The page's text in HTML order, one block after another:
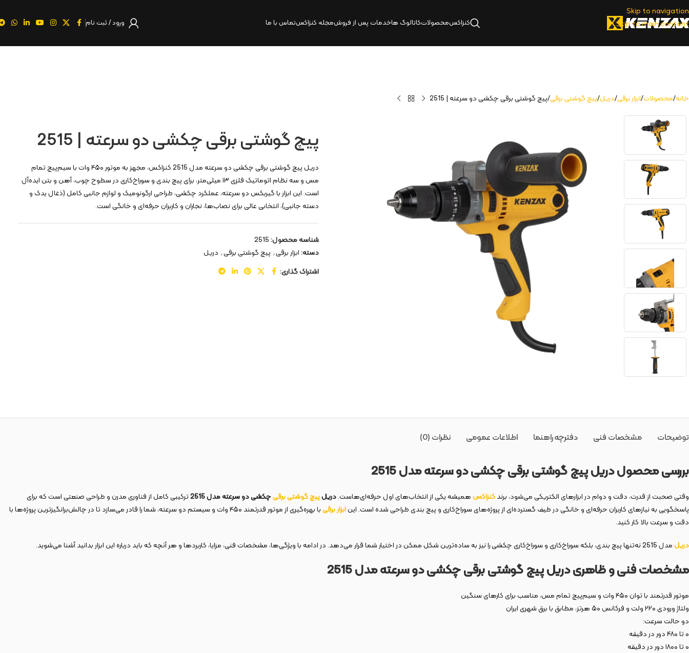
Skip to navigation
Skip to main content
کنزاکسمحصولاتکاتالوگ‌ هاخدمات پس از فروشمجله کنزاکستماس با ما ورود / ثبت نام
خانه محصولات ابزار برقی دریل پیچ گوشتی برقی پیچ گوشتی برقی چکشی دو سرعته | 2515
پیچ گوشتی برقی چکشی دو سرعته | 2515
دریل پیچ گوشتی برقی چکشی دو سرعته مدل 2515 کنزاکس، مجهز به موتور ۴۵۰ وات با سیم‌پیچ تمام
مس و سه نظام اتوماتیک فلزی ۱۳ میلی‌متر، برای پیچ‌ بندی و سوراخ‌کاری در سطوح چوب، آهن و بتن ایده‌آل
است. این ابزار با گیربکس دو سرعته، عملکرد چکشی، طراحی ارگونومیک و لوازم جانبی کامل (ذغال یدک و
دسته جانبی)، انتخابی عالی برای نصاب‌ها، نجاران و کاربران حرفه‌ای و خانگی است.
شناسه محصول:2515
دسته:ابزار برقی, پیچ گوشتی برقی, دریل
اشتراک گذاری:
توضیحات نظرات (0) مشخصات فنی اطلاعات عمومی دفترچه راهنما
بررسی محصول دریل پیچ گوشتی برقی چکشی دو سرعته مدل 2515
وقتی صحبت از قدرت، دقت و دوام در ابزارهای الکتریکی می‌شود، برندکنزاکسهمیشه یکی از انتخاب‌های اول حرفه‌ای‌هاست.دریلپیچ گوشتی برقیچکشی دو سرعته مدل 2515
ترکیبی کامل از فناوری مدرن و طراحی صنعتی است که برای
پاسخگویی به نیازهای کاربران حرفه‌ای و خانگی در طیف گسترده‌ای از پروژه‌های سوراخ‌کاری و پیچ‌ بندی طراحی شده است. اینابزار برقی
با بهره‌گیری از موتور قدرتمند ۴۵۰ وات و سیستم دو سرعته، شما را قادر می‌سازد تا در چالش‌برانگیزترین پروژه‌ها با
دقت و سرعت بالا کار کنید.
دریلمدل 2515 نه‌تنها پیچ‌ بندی، بلکه سوراخ‌کاری و سوراخ‌کاری چکشی را نیز به ساده‌ترین شکل ممکن در اختیار شما قرار می‌دهد. در ادامه با ویژگی‌ها، مشخصات فنی، مزایا، کاربردها و هر آنچه که باید درباره این ابزار بدانید آشنا می‌شوید.
مشخصات فنی و ظاهری دریل پیچ گوشتی برقی چکشی دو سرعته مدل 2515
موتور قدرتمند با توان ۴۵۰ وات و سیم‌پیچ تمام مس، مناسب برای کارهای سنگین
ولتاژ ورودی ۲۲۰ ولت و فرکانس ۵۰ هرتز، مطابق با برق شهری ایران
دو حالت سرعت:
۰ تا ۴۸۰ دور در دقیقه
۰ تا ۱۸۰۰ دور در دقیقه